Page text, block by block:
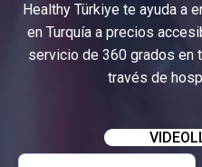
Healthy Türkiye te ayuda a
en Turquía a precios
servicio de 360 grados en
través de